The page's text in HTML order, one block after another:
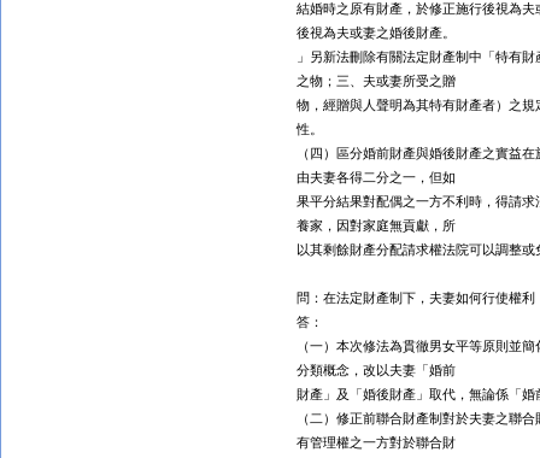
結婚時之原有財產，於修正施行後視為
後視為夫或妻之婚後財產。
」另新法刪除有關法定財產制中「特有
之物；三、夫或妻所受之贈
物，經贈與人聲明為其特有財產者）之
性。
（四）區分婚前財產與婚後財產之實益
由夫妻各得二分之一，但如
果平分結果對配偶之一方不利時，得請
養家，因對家庭無貢獻，所
以其剩餘財產分配請求權法院可以調整
問：在法定財產制下，夫妻如何行使權
答：
（一）本次修法為貫徹男女平等原則並
分類概念，改以夫妻「婚前
財產」及「婚後財產」取代，無論係「
（二）修正前聯合財產制對於夫妻之聯
有管理權之一方對於聯合財